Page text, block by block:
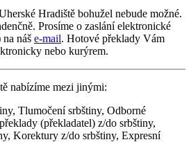
Hradiště bohužel nebude možné.
Prosíme o zaslání elektronické
náš e-mail. Hotové překlady Vám
nebo kurýrem.
nabízíme mezi jinými:
Tlumočení srbštiny, Odborné
(překladatel) z/do srbštiny,
Korektury z/do srbštiny, Expresní